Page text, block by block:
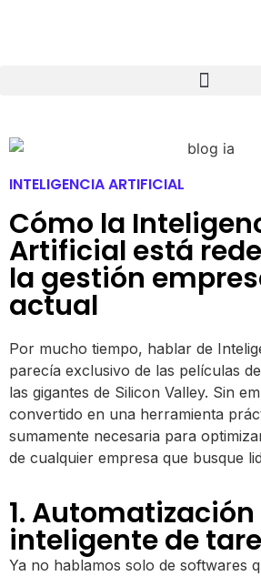
INTELIGENCIA ARTIFICIAL
Cómo la
Artificial está
la gestión
actual
Por mucho tiempo, hablar de
parecía exclusivo de las películas
las gigantes de Silicon Valley. Sin
convertido en una herramienta
sumamente necesaria para
de cualquier empresa que busque
1. Automatización
inteligente de
Ya no hablamos solo de softwares